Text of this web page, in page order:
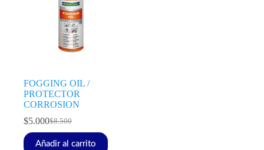
FOGGING OIL /
PROTECTOR
CORROSION
$8.500
$5.000
Añadir al carrito